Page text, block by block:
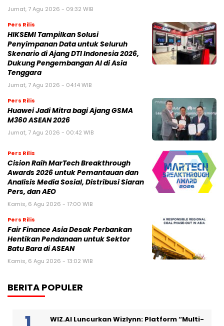
Jumat, 7 Agu 2026 - 09:32 WIB
Pers Rilis
HIKSEMI Tampilkan Solusi
Penyimpanan Data untuk Seluruh
Skenario di Ajang DTI Indonesia 2026,
Dukung Pengembangan AI di Asia
Tenggara
Jumat, 7 Agu 2026 - 04:14 WIB
Pers Rilis
Huawei Jadi Mitra bagi Ajang GSMA
M360 ASEAN 2026
Jumat, 7 Agu 2026 - 00:42 WIB
Pers Rilis
Cision Raih MarTech Breakthrough
Awards 2026 untuk Pemantauan dan
Analisis Media Sosial, Distribusi Siaran
Pers, dan AEO
Kamis, 6 Agu 2026 - 17:00 WIB
Pers Rilis
Fair Finance Asia Desak Perbankan
Hentikan Pendanaan untuk Sektor
Batu Bara di ASEAN
Kamis, 6 Agu 2026 - 13:02 WIB
BERITA POPULER
WIZ.AI Luncurkan Wizlynn: Platform “Multi-